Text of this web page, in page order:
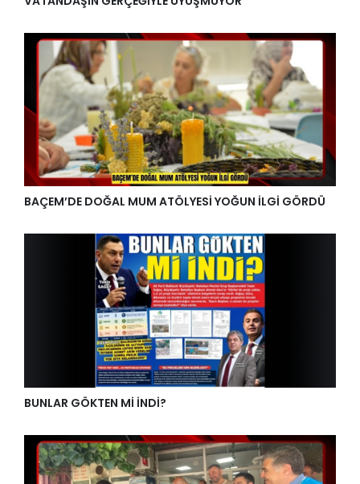
BAÇEM’DE DOĞAL MUM ATÖLYESİ YOĞUN İLGİ GÖRDÜ
BUNLAR GÖKTEN Mİ İNDİ?